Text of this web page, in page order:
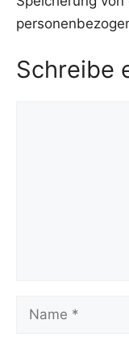
Schreibe
Name